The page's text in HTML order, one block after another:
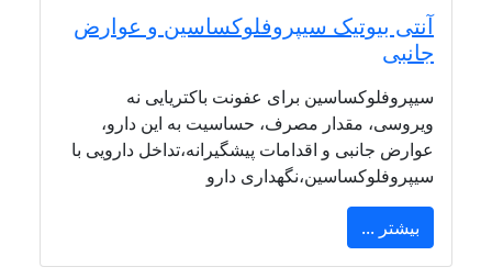
آنتی بیوتیک سیپروفلوکساسین و عوارض
جانبی
سیپروفلوکساسین برای عفونت باکتریایی نه
ویروسی، مقدار مصرف، حساسیت به این دارو،
عوارض جانبی و اقدامات پیشگیرانه،تداخل دارویی با
سیپروفلوکساسین،نگهداری دارو
بیشتر ...